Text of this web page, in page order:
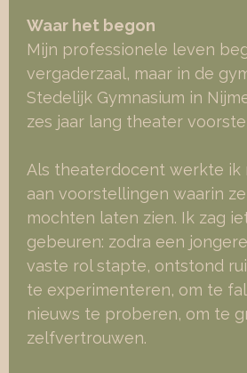
Waar het begon
Mijn professionele leven
vergaderzaal, maar in de
Stedelijk Gymnasium in
zes jaar lang theater
Als theaterdocent werkte ik
aan voorstellingen waarin
mochten laten zien. Ik zag
gebeuren: zodra een
vaste rol stapte, ontstond
te experimenteren, om te
nieuws te proberen, om te
zelfvertrouwen.